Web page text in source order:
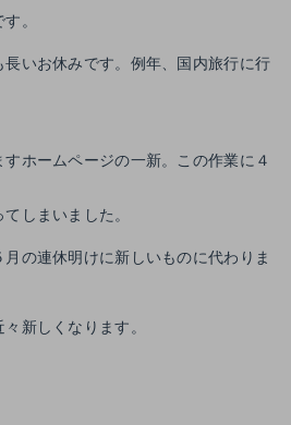
。
いお休みです。例年、国内旅行に行
ホームページの一新。この作業に４
しまいました。
月の連休明けに新しいものに代わりま
新しくなります。